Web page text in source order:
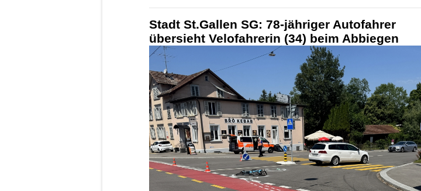
Stadt St.Gallen SG: 78-jähriger Autofahrer
übersieht Velofahrerin (34) beim Abbiegen